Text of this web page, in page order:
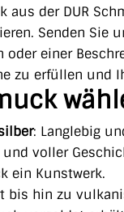
aus der DUR
Senden Sie
einer
zu erfüllen und
: Langlebig
und voller
ein Kunstwerk.
bis hin zu